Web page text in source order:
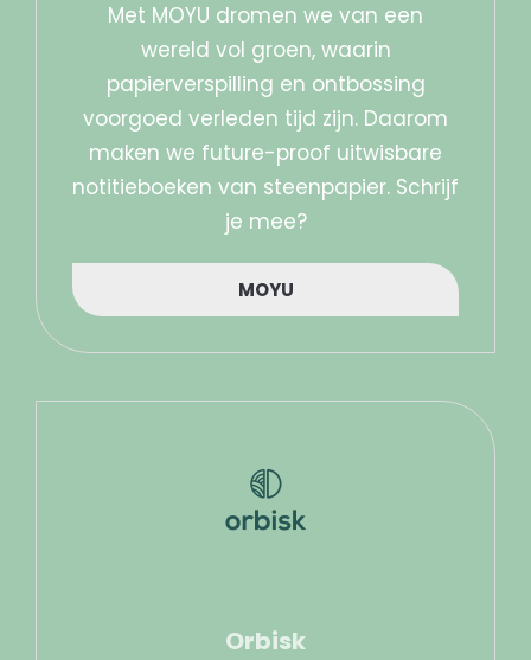
Met MOYU dromen we van een
wereld vol groen, waarin
papierverspilling en ontbossing
voorgoed verleden tijd zijn. Daarom
maken we future-proof uitwisbare
notitieboeken van steenpapier. Schrijf
je mee?
MOYU
Orbisk